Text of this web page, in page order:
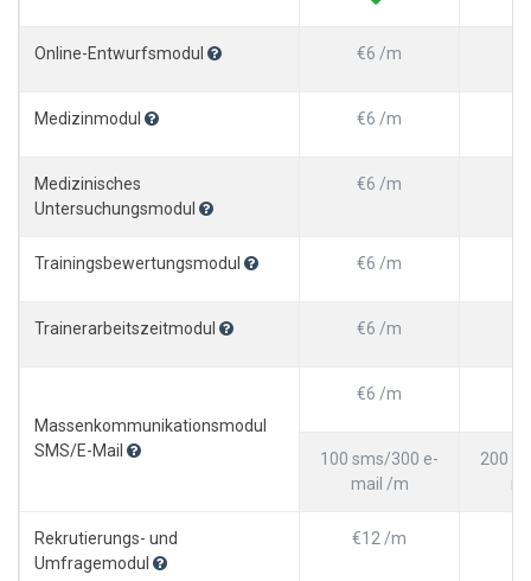
Online-Entwurfsmodul €6 /m
Medizinmodul €6 /m
Medizinisches
Untersuchungsmodul
€6 /m
Trainingsbewertungsmodul €6 /m
Trainerarbeitszeitmodul €6 /m
Massenkommunikationsmodul
SMS/E-Mail
€6 /m
100 sms/300 e-
mail /m
200
Rekrutierungs- und
Umfragemodul
€12 /m